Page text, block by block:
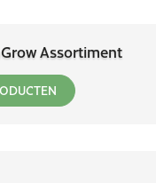
Assortiment